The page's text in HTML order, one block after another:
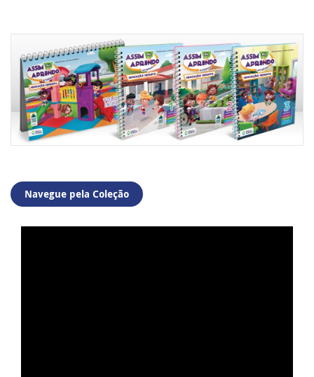
Navegue pela Coleção